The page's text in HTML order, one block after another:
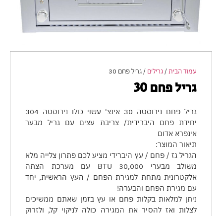
עמוד הבית/גרילים / גריל פחם 30
גריל פחם 30
גריל פחם נירוסטה 30 אינצ' עשוי כולו נירוסטה 304
יחידת פחם היברידית/ צריבת עצים עם גריל מבער
אינפרא אדום
תיאור המוצר:
הגריל גז / פחם / עץ היברידי מציע לכם פתרון צלייה מלא
משולב מבערי 30,000 BTU עם מערכת הצתה
אלקטרונית מתחת למגירת הפחם / העץ הראשית, יחד
עם מגירת הפחם והבערה!
ניתן למלאות בקלות פחם או עץ בזמן שאתם ממשיכים
לצלות ואז להסיר את המגירה כולה לניקוי קל, ולזרוק